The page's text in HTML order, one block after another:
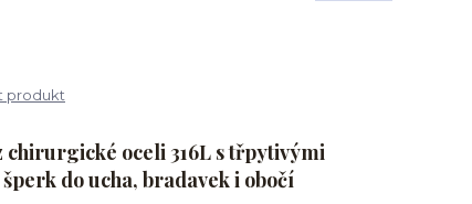
produkt
oceli 316L s třpytivými
do ucha, bradavek i obočí